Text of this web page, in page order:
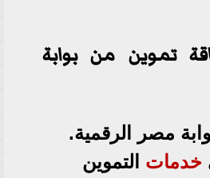
تموين من بوابة
مصر الرقمية.
خدمات التموين